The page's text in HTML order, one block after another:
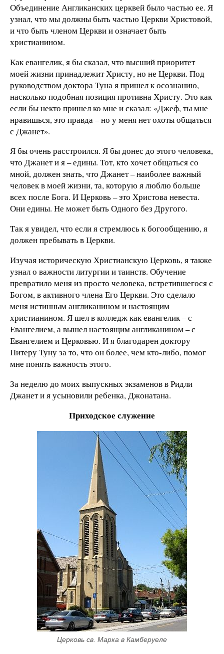
Объединение Англиканских церквей было частью ее. Я
узнал, что мы должны быть частью Церкви Христовой,
и что быть членом Церкви и означает быть
христианином.
Как евангелик, я бы сказал, что высший приоритет
моей жизни принадлежит Христу, но не Церкви. Под
руководством доктора Туна я пришел к осознанию,
насколько подобная позиция противна Христу. Это как
если бы некто пришел ко мне и сказал: «Джеф, ты мне
нравишься, это правда – но у меня нет охоты общаться
с Джанет».
Я бы очень расстроился. Я бы донес до этого человека,
что Джанет и я – едины. Тот, кто хочет общаться со
мной, должен знать, что Джанет – наиболее важный
человек в моей жизни, та, которую я люблю больше
всех после Бога. И Церковь – это Христова невеста.
Они едины. Не может быть Одного без Другого.
Так я увидел, что если я стремлюсь к богообщению, я
должен пребывать в Церкви.
Изучая историческую Христианскую Церковь, я также
узнал о важности литургии и таинств. Обучение
превратило меня из просто человека, встретившегося с
Богом, в активного члена Его Церкви. Это сделало
меня истинным англиканином и настоящим
христианином. Я шел в колледж как евангелик – с
Евангелием, а вышел настоящим англиканином – с
Евангелием и Церковью. И я благодарен доктору
Питеру Туну за то, что он более, чем кто-либо, помог
мне понять важность этого.
За неделю до моих выпускных экзаменов в Ридли
Джанет и я усыновили ребенка, Джонатана.
Приходское служение
Церковь св. Марка в Камберуеле